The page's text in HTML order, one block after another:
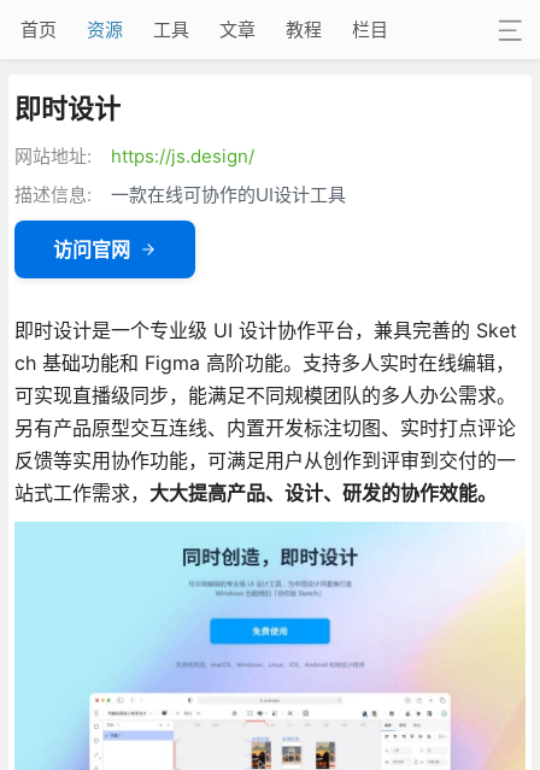
首页 资源 工具 文章 教程 栏目
即时设计
网站地址:
https://js.design/
描述信息:
一款在线可协作的UI设计工具
访问官网
即时设计是一个专业级 UI 设计协作平台，兼具完善的 Sket
ch 基础功能和 Figma 高阶功能。支持多人实时在线编辑，
可实现直播级同步，能满足不同规模团队的多人办公需求。
另有产品原型交互连线、内置开发标注切图、实时打点评论
反馈等实用协作功能，可满足用户从创作到评审到交付的一
站式工作需求， 大大提高产品、设计、研发的协作效能。